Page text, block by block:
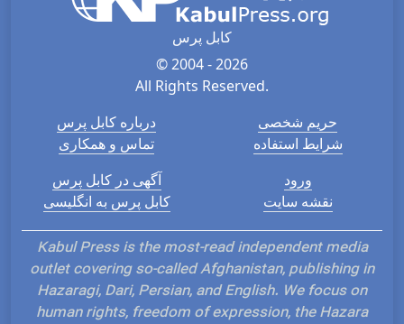
کابل پرس
© 2004 - 2026
All Rights Reserved.
درباره کابل پرس
تماس و همکاری
حریم شخصی
شرایط استفاده
آگهی در کابل پرس
کابل پرس به انگلیسی
ورود
نقشه سایت
Kabul Press is the most-read independent media
outlet covering so-called Afghanistan, publishing in
Hazaragi, Dari, Persian, and English. We focus on
human rights, freedom of expression, the Hazara